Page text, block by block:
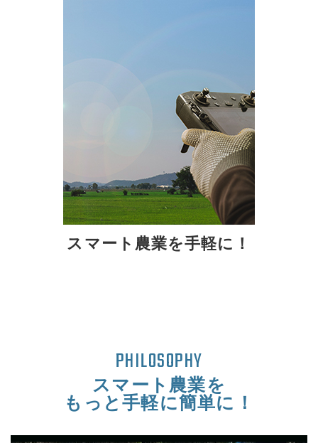
スマート農業を手軽に！
PHILOSOPHY
スマート農業を
もっと手軽に簡単に！